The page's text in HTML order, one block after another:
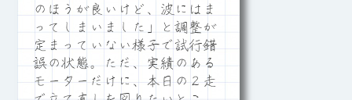
のほうが良いけど、波にはま
ってしまいました」と調整が
定まっていない様子で試行錯
誤の状態。ただ、実績のある
モーターだけに、本日の２走